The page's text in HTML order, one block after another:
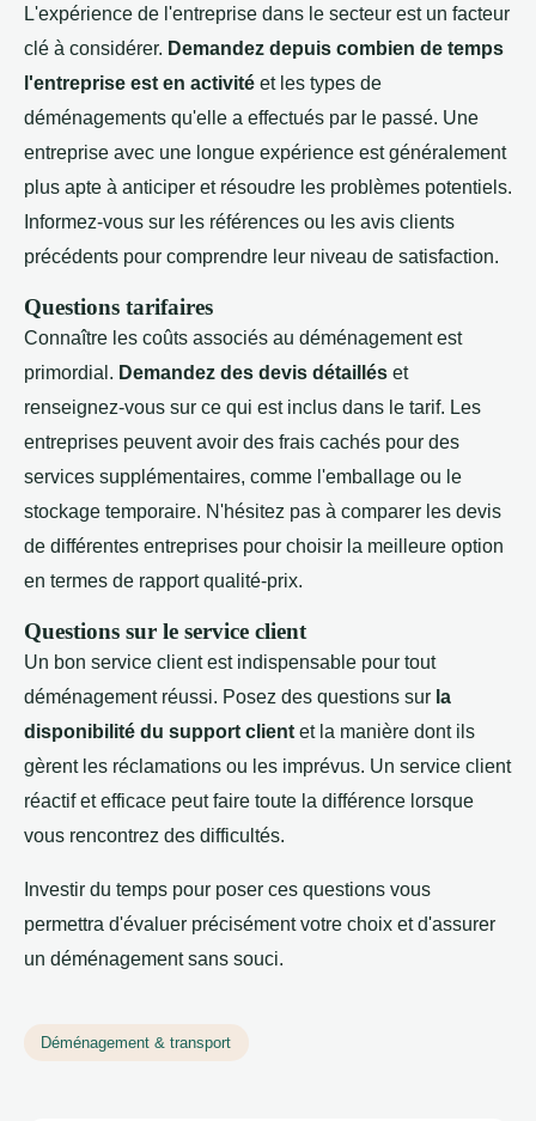
L'expérience de l'entreprise dans le secteur est un facteur
clé à considérer. Demandez depuis combien de temps
l'entreprise est en activité et les types de
déménagements qu'elle a effectués par le passé. Une
entreprise avec une longue expérience est généralement
plus apte à anticiper et résoudre les problèmes potentiels.
Informez-vous sur les références ou les avis clients
précédents pour comprendre leur niveau de satisfaction.
Questions tarifaires
Connaître les coûts associés au déménagement est
primordial. Demandez des devis détaillés et
renseignez-vous sur ce qui est inclus dans le tarif. Les
entreprises peuvent avoir des frais cachés pour des
services supplémentaires, comme l'emballage ou le
stockage temporaire. N'hésitez pas à comparer les devis
de différentes entreprises pour choisir la meilleure option
en termes de rapport qualité-prix.
Questions sur le service client
Un bon service client est indispensable pour tout
déménagement réussi. Posez des questions sur la
disponibilité du support client et la manière dont ils
gèrent les réclamations ou les imprévus. Un service client
réactif et efficace peut faire toute la différence lorsque
vous rencontrez des difficultés.
Investir du temps pour poser ces questions vous
permettra d'évaluer précisément votre choix et d'assurer
un déménagement sans souci.
Déménagement & transport